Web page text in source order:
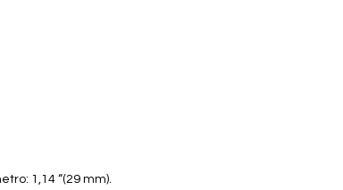
1,14 “(29 mm).